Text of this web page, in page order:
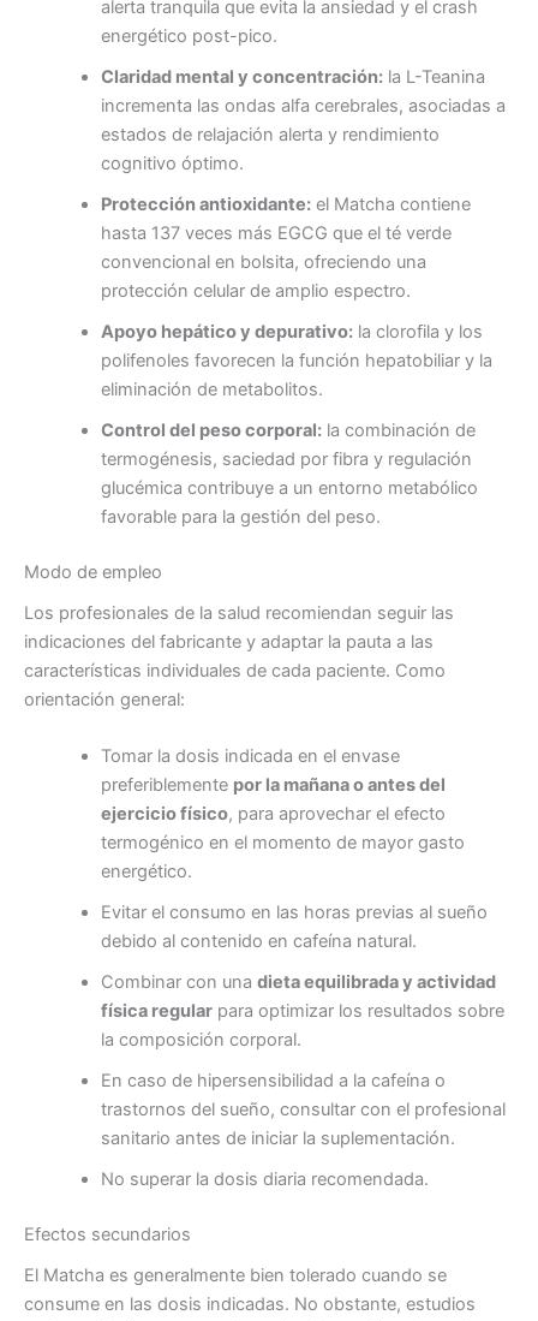
alerta tranquila que evita la ansiedad y el crash
energético post-pico.
Claridad mental y concentración:la L-Teanina
incrementa las ondas alfa cerebrales, asociadas a
estados de relajación alerta y rendimiento
cognitivo óptimo.
Protección antioxidante:el Matcha contiene
hasta 137 veces más EGCG que el té verde
convencional en bolsita, ofreciendo una
protección celular de amplio espectro.
Apoyo hepático y depurativo:la clorofila y los
polifenoles favorecen la función hepatobiliar y la
eliminación de metabolitos.
Control del peso corporal:la combinación de
termogénesis, saciedad por fibra y regulación
glucémica contribuye a un entorno metabólico
favorable para la gestión del peso.
Modo de empleo
Los profesionales de la salud recomiendan seguir las
indicaciones del fabricante y adaptar la pauta a las
características individuales de cada paciente. Como
orientación general:
Tomar la dosis indicada en el envase
preferiblemente por la mañana o antes del
ejercicio físico, para aprovechar el efecto
termogénico en el momento de mayor gasto
energético.
Evitar el consumo en las horas previas al sueño
debido al contenido en cafeína natural.
Combinar con una dieta equilibrada y actividad
física regularpara optimizar los resultados sobre
la composición corporal.
En caso de hipersensibilidad a la cafeína o
trastornos del sueño, consultar con el profesional
sanitario antes de iniciar la suplementación.
No superar la dosis diaria recomendada.
Efectos secundarios
El Matcha es generalmente bien tolerado cuando se
consume en las dosis indicadas. No obstante, estudios